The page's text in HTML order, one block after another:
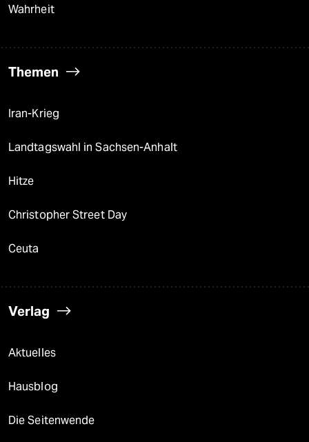
Wahrheit
Themen
Iran-Krieg
Landtagswahl in Sachsen-Anhalt
Hitze
Christopher Street Day
Ceuta
Verlag
Aktuelles
Hausblog
Die Seitenwende